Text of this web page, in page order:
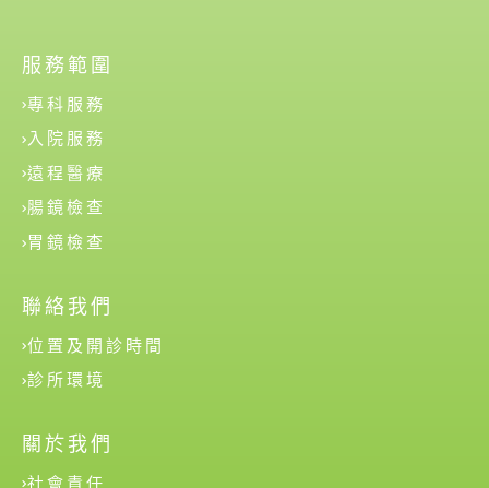
服務範圍
專科服務
入院服務
遠程醫療
腸鏡檢查
胃鏡檢查
聯絡我們
位置及開診時間
診所環境
關於我們
社會責任